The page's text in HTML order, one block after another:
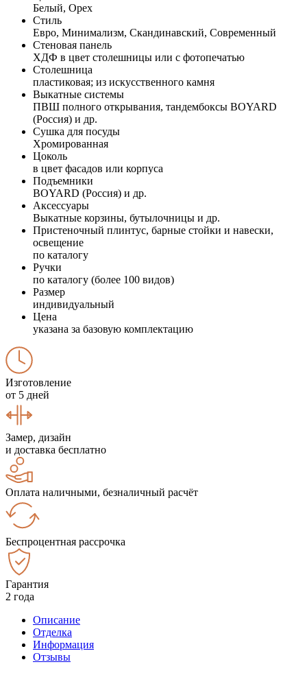
Белый, Орех
Стиль
Евро, Минимализм, Скандинавский, Современный
Стеновая панель
ХДФ в цвет столешницы или с фотопечатью
Столешница
пластиковая; из искусственного камня
Выкатные системы
ПВШ полного открывания, тандембоксы BOYARD
(Россия) и др.
Сушка для посуды
Хромированная
Цоколь
в цвет фасадов или корпуса
Подъемники
BOYARD (Россия) и др.
Аксессуары
Выкатные корзины, бутылочницы и др.
Пристеночный плинтус, барные стойки и навески,
освещение
по каталогу
Ручки
по каталогу (более 100 видов)
Размер
индивидуальный
Цена
указана за базовую комплектацию
Изготовление
от 5 дней
Замер, дизайн
и доставка бесплатно
Оплата наличными, безналичный расчёт
Беспроцентная рассрочка
Гарантия
2 года
Описание
Отделка
Информация
Отзывы